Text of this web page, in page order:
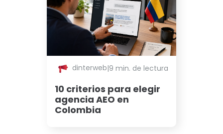
dinterweb|9 min. de lectura
10 criterios para elegir
agencia AEO en
Colombia